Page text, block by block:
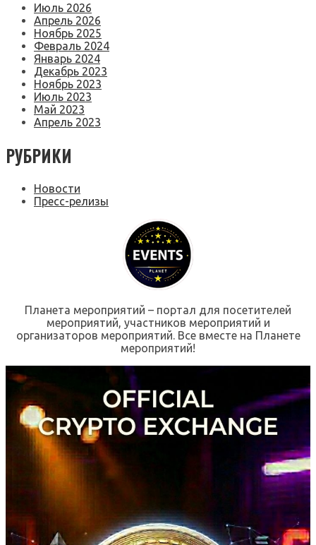
Июль 2026
Апрель 2026
Ноябрь 2025
Февраль 2024
Январь 2024
Декабрь 2023
Ноябрь 2023
Июль 2023
Май 2023
Апрель 2023
РУБРИКИ
Новости
Пресс-релизы
Планета мероприятий – портал для посетителей
мероприятий, участников мероприятий и
организаторов мероприятий. Все вместе на Планете
мероприятий!